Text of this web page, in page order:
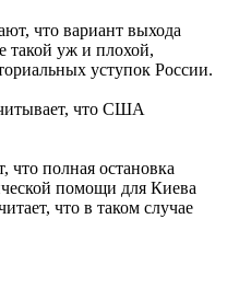
что вариант выхода
такой уж и плохой,
уступок России.
что США
что полная остановка
помощи для Киева
что в таком случае